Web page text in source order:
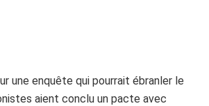
une enquête qui pourrait ébranler le
aient conclu un pacte avec